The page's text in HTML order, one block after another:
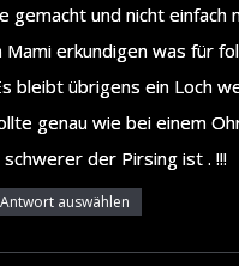
gemacht und nicht einfach
Mami erkundigen was für
bleibt übrigens ein Loch
genau wie bei einem
der Pirsing ist . !!!
auswählen